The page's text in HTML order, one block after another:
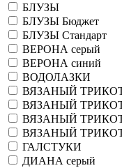
БЛУЗЫ
БЛУЗЫ Бюджет
БЛУЗЫ Стандарт
ВЕРОНА серый
ВЕРОНА синий
ВОДОЛАЗКИ
ВЯЗАНЫЙ
ВЯЗАНЫЙ
ВЯЗАНЫЙ
ВЯЗАНЫЙ
ГАЛСТУКИ
ДИАНА серый